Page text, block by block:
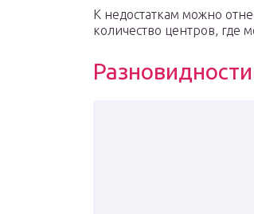
К недостаткам можно
количество центров, где